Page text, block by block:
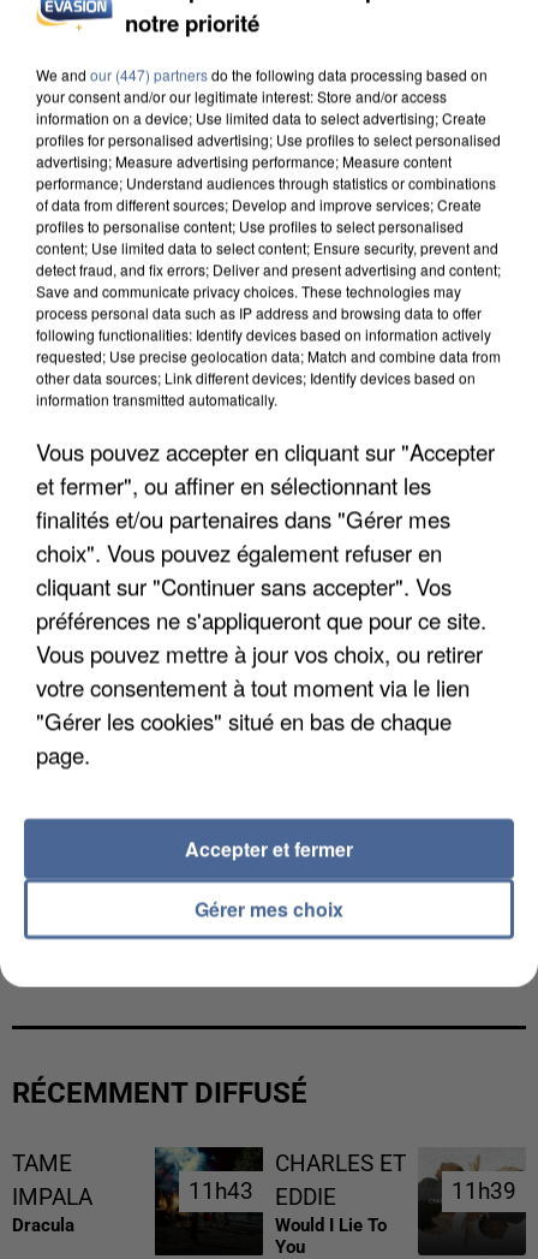
INCENDIES : L’ÎLE-DE-FRANCE LANCE UN ÉLAN
DE SOLIDARITÉ AVEC LES...
APRÈS TOUTES CES CANICULES, LES REFUGES
DE FAUNE SAUVAGE SONT...
L’UN DES FONDATEURS SUPPOSÉS DE LA DZ
RÉCEMMENT DIFFUSÉ
TAME
IMPALA
Dracula
11h43
11h43
CHARLES ET
EDDIE
Would I Lie To
You
11h39
11h39
notre priorité
We and our (447) partnersdo the following data processing based on
your consent and/or our legitimate interest: Store and/or access
information on a device; Use limited data to select advertising; Create
profiles for personalised advertising; Use profiles to select personalised
advertising; Measure advertising performance; Measure content
performance; Understand audiences through statistics or combinations
of data from different sources; Develop and improve services; Create
profiles to personalise content; Use profiles to select personalised
content; Use limited data to select content; Ensure security, prevent and
detect fraud, and fix errors; Deliver and present advertising and content;
Save and communicate privacy choices. These technologies may
process personal data such as IP address and browsing data to offer
following functionalities: Identify devices based on information actively
requested; Use precise geolocation data; Match and combine data from
other data sources; Link different devices; Identify devices based on
information transmitted automatically.
Vous pouvez accepter en cliquant sur "Accepter
et fermer", ou affiner en sélectionnant les
finalités et/ou partenaires dans "Gérer mes
choix". Vous pouvez également refuser en
cliquant sur "Continuer sans accepter". Vos
préférences ne s'appliqueront que pour ce site.
Vous pouvez mettre à jour vos choix, ou retirer
votre consentement à tout moment via le lien
"Gérer les cookies" situé en bas de chaque
page.
Gérer mes choix
Accepter et fermer